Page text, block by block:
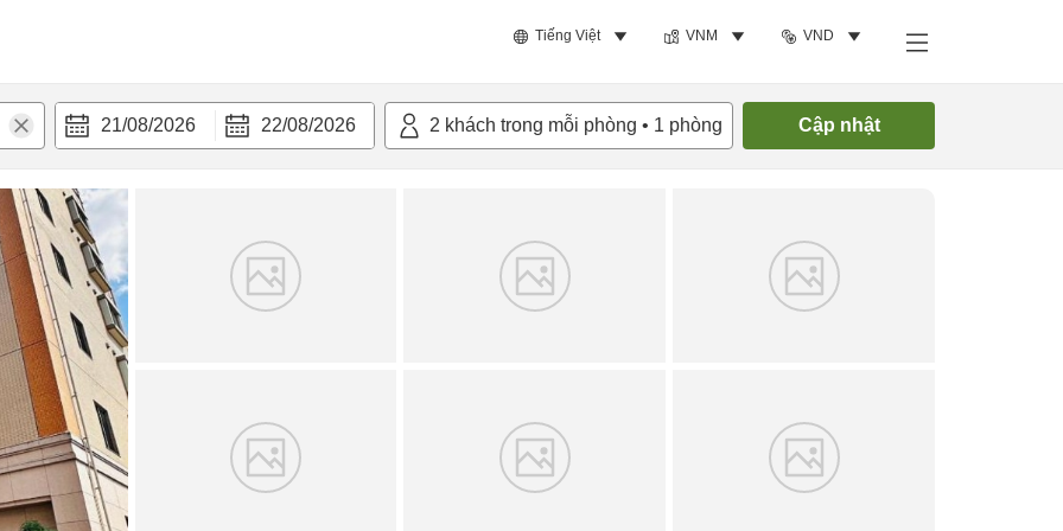
Tiếng Việt VNM VND
21/08/2026 22/08/2026 2 khách trong mỗi phòng • 1 phòng Cập nhật
nghi Tìm phòng trống